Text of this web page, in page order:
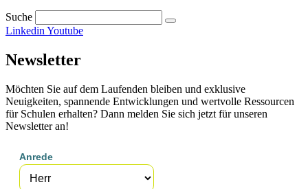
Suche
Linkedin Youtube
Newsletter
Möchten Sie auf dem Laufenden bleiben und exklusive
Neuigkeiten, spannende Entwicklungen und wertvolle Ressourcen
für Schulen erhalten? Dann melden Sie sich jetzt für unseren
Newsletter an!
Anrede